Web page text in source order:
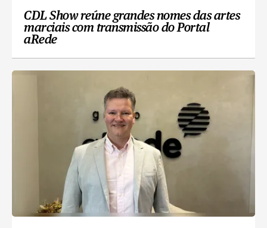
CDL Show reúne grandes nomes das artes
marciais com transmissão do Portal
aRede